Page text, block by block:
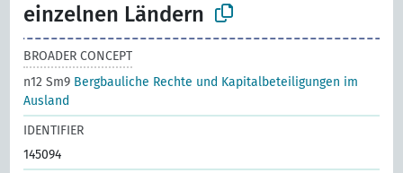
einzelnen Ländern
BROADER CONCEPT
n12 Sm9 Bergbauliche Rechte und Kapitalbeteiligungen im
Ausland
IDENTIFIER
145094